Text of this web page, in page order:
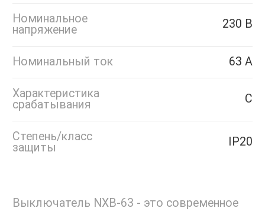
Номинальное
напряжение
230 В
Номинальный ток 63 А
Характеристика
срабатывания
C
Степень/класс
защиты
IP20
Выключатель NXB-63 - это современное